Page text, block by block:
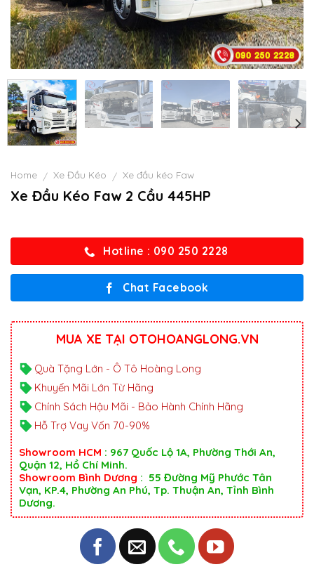
Home / Xe Đầu Kéo / Xe đầu kéo Faw
Xe Đầu Kéo Faw 2 Cầu 445HP
Hotline : 090 250 2228
Chat Facebook
MUA XE TẠI OTOHOANGLONG.VN
Quà Tặng Lớn - Ô Tô Hoàng Long
Khuyến Mãi Lớn Từ Hãng
Chính Sách Hậu Mãi - Bảo Hành Chính Hãng
Hỗ Trợ Vay Vốn 70-90%
Showroom HCM : 967 Quốc Lộ 1A, Phường Thới An,
Quận 12, Hồ Chí Minh.
Showroom Bình Dương : 55 Đường Mỹ Phước Tân
Vạn, KP.4, Phường An Phú, Tp. Thuận An, Tỉnh Bình
Dương.